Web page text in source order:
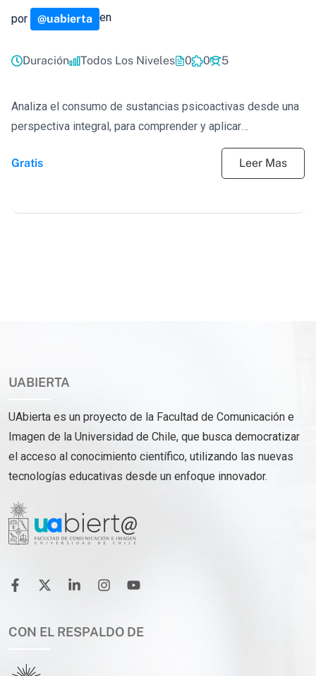
por @uabierta en
Duración Todos Los Niveles 0 0 5
Analiza el consumo de sustancias psicoactivas desde una
perspectiva integral, para comprender y aplicar
Gratis
Leer Mas
UABIERTA
UAbierta es un proyecto de la Facultad de Comunicación e
Imagen de la Universidad de Chile, que busca democratizar
el acceso al conocimiento científico, utilizando las nuevas
tecnologías educativas desde un enfoque innovador.
CON EL RESPALDO DE